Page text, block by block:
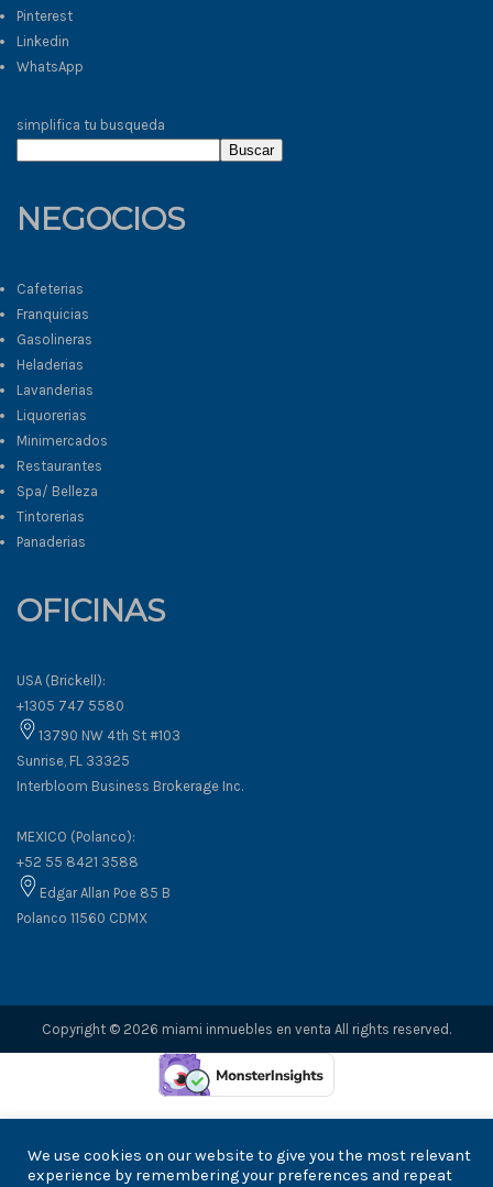
Pinterest
Linkedin
WhatsApp
simplifica tu busqueda
Buscar
NEGOCIOS
Cafeterias
Franquicias
Gasolineras
Heladerias
Lavanderias
Liquorerias
Minimercados
Restaurantes
Spa/ Belleza
Tintorerias
Panaderias
OFICINAS
USA (Brickell):
+1305 747 5580
13790 NW 4th St #103
Sunrise, FL 33325
Interbloom Business Brokerage Inc.
MEXICO (Polanco):
+52 55 8421 3588
Edgar Allan Poe 85 B
Polanco 11560 CDMX
Copyright © 2026 miami inmuebles en venta All rights reserved.
We use cookies on our website to give you the most relevant
experience by remembering your preferences and repeat